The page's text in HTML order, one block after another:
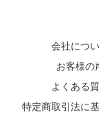
会社につ
お客様の
よくある
特定商取引法に